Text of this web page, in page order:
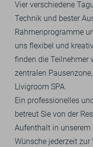
Vier verschiedene
Technik und bester
Rahmenprogramme
uns flexibel und
finden die Teilnehmer
zentralen
Livigroom SPA.
Ein professionelles
betreut Sie von der
Aufenthalt in unserem
Wünsche jederzeit zur